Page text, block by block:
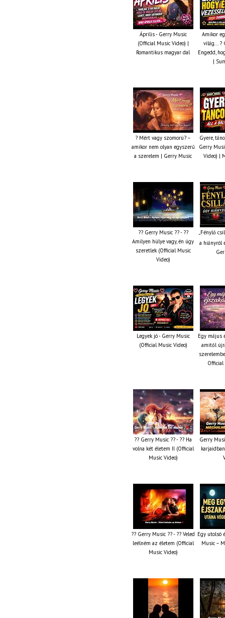
Április - Gerry Music
(Official Music Video) |
Romantikus magyar dal
Amikor
világ... ?
Engedd,
|
? Mért vagy szomorú? –
amikor nem olyan egyszerű
a szerelem | Gerry Music
Gyere,
Gerry
Video) |
?? Gerry Music ?? - ??
Amilyen hülye vagy, én úgy
szeretlek (Official Music
Video)
„Fénylő
a hiányról
Legyek jó - Gerry Music
(Official Music Video)
Egy május
amitől
Official
?? Gerry Music ?? - ?? Ha
volna két életem II (Official
Music Video)
Gerry
?? Gerry Music ?? - ?? Veled
leélném az életem (Official
Music Video)
Egy utolsó
Music –